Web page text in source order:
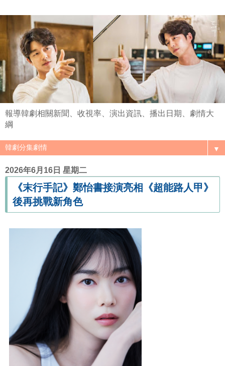
報導韓劇相關新聞、收視率、演出資訊、播出日期、劇情大
綱
▼
2026年6月16日 星期二
《末行手記》鄭怡書接演亮相《超能路人甲》
後再挑戰新角色